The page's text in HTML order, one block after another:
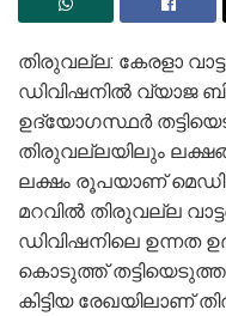
തിരുവല്ല: കേരളാ
ഡിവിഷനില്‍ വ്യാജ
ഉദ്യോഗസ്ഥര്‍
തിരുവല്ലയിലും
ലക്ഷം രൂപയാണ്
മറവില്‍ തിരുവല്ല
ഡിവിഷനിലെ ഉന്നത
കൊടുത്ത്
കിട്ടിയ രേഖയിലാണ്